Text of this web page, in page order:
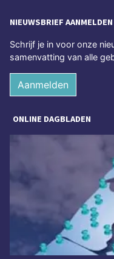
NIEUWSBRIEF AANMELDEN
Schrijf je in voor onze
samenvatting van alle
Aanmelden
ONLINE DAGBLADEN